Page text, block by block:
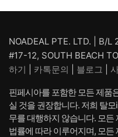
NOADEAL PTE. LTD. | B/
#17-12, SOUTH BEACH
하기
카톡문의 블로그
핀페시아를 포함한 모든 제품
실 것을 권장합니다. 저희 탈
무를 대행하지 않습니다. 모
법률에 따라 이루어지며, 모